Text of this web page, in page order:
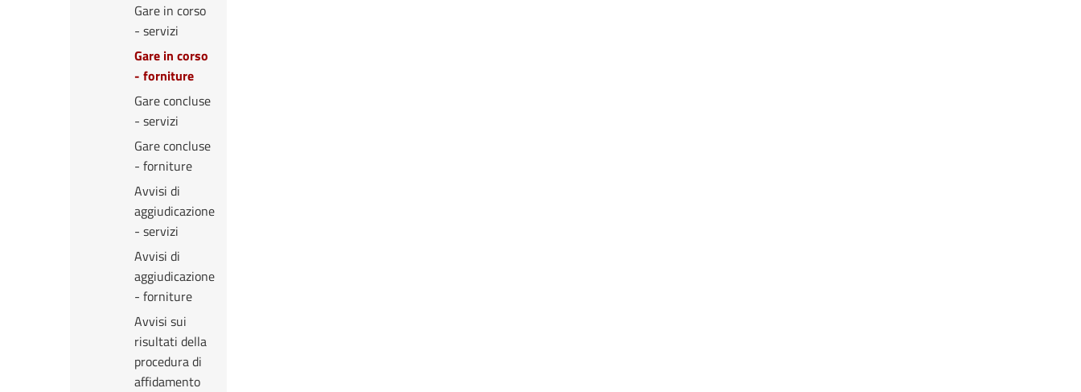
Gare in corso
- servizi
Gare in corso
- forniture
Gare concluse
- servizi
Gare concluse
- forniture
Avvisi di
aggiudicazione
- servizi
Avvisi di
aggiudicazione
- forniture
Avvisi sui
risultati della
procedura di
affidamento